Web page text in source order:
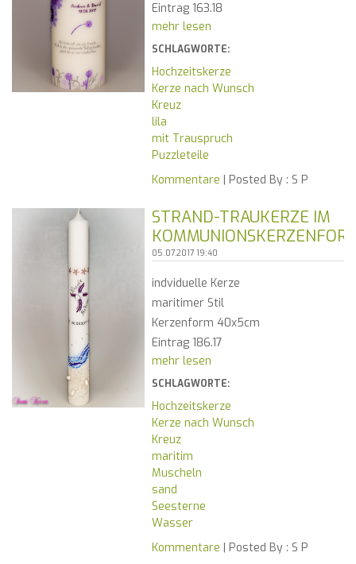
Eintrag 163.18
mehr lesen
SCHLAGWORTE:
Hochzeitskerze
Kerze nach Wunsch
Kreuz
lila
mit Trauspruch
Puzzleteile
Kommentare | Posted By : S P
STRAND-TRAUKERZE IM
05.07.2017 19:40
indviduelle Kerze
maritimer Stil
Kerzenform 40x5cm
Eintrag 186.17
mehr lesen
SCHLAGWORTE:
Hochzeitskerze
Kerze nach Wunsch
Kreuz
maritim
Muscheln
sand
Seesterne
Wasser
Kommentare | Posted By : S P